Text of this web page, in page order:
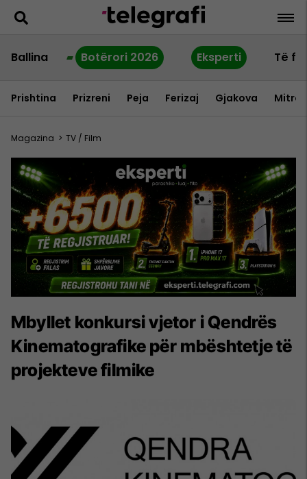
Ballina Botërori 2026 Eksperti Të
Prishtina Prizreni Peja Ferizaj Gjakova
Magazina > TV / Film
Mbyllet konkursi vjetor i Qendrës
Kinematografike për mbështetje të
projekteve filmike